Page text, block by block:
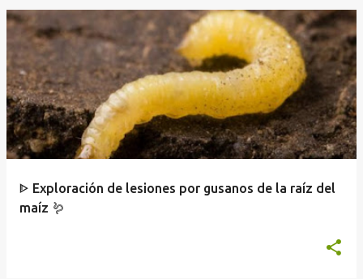
ᐈ Exploración de lesiones por gusanos de la raíz del
maíz 🪱